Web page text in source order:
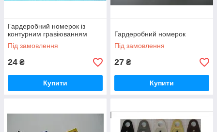
Гардеробний номерок із
контурним гравіюванням
Під замовлення
24 ₴
Купити
Гардеробний номерок
Під замовлення
27 ₴
Купити